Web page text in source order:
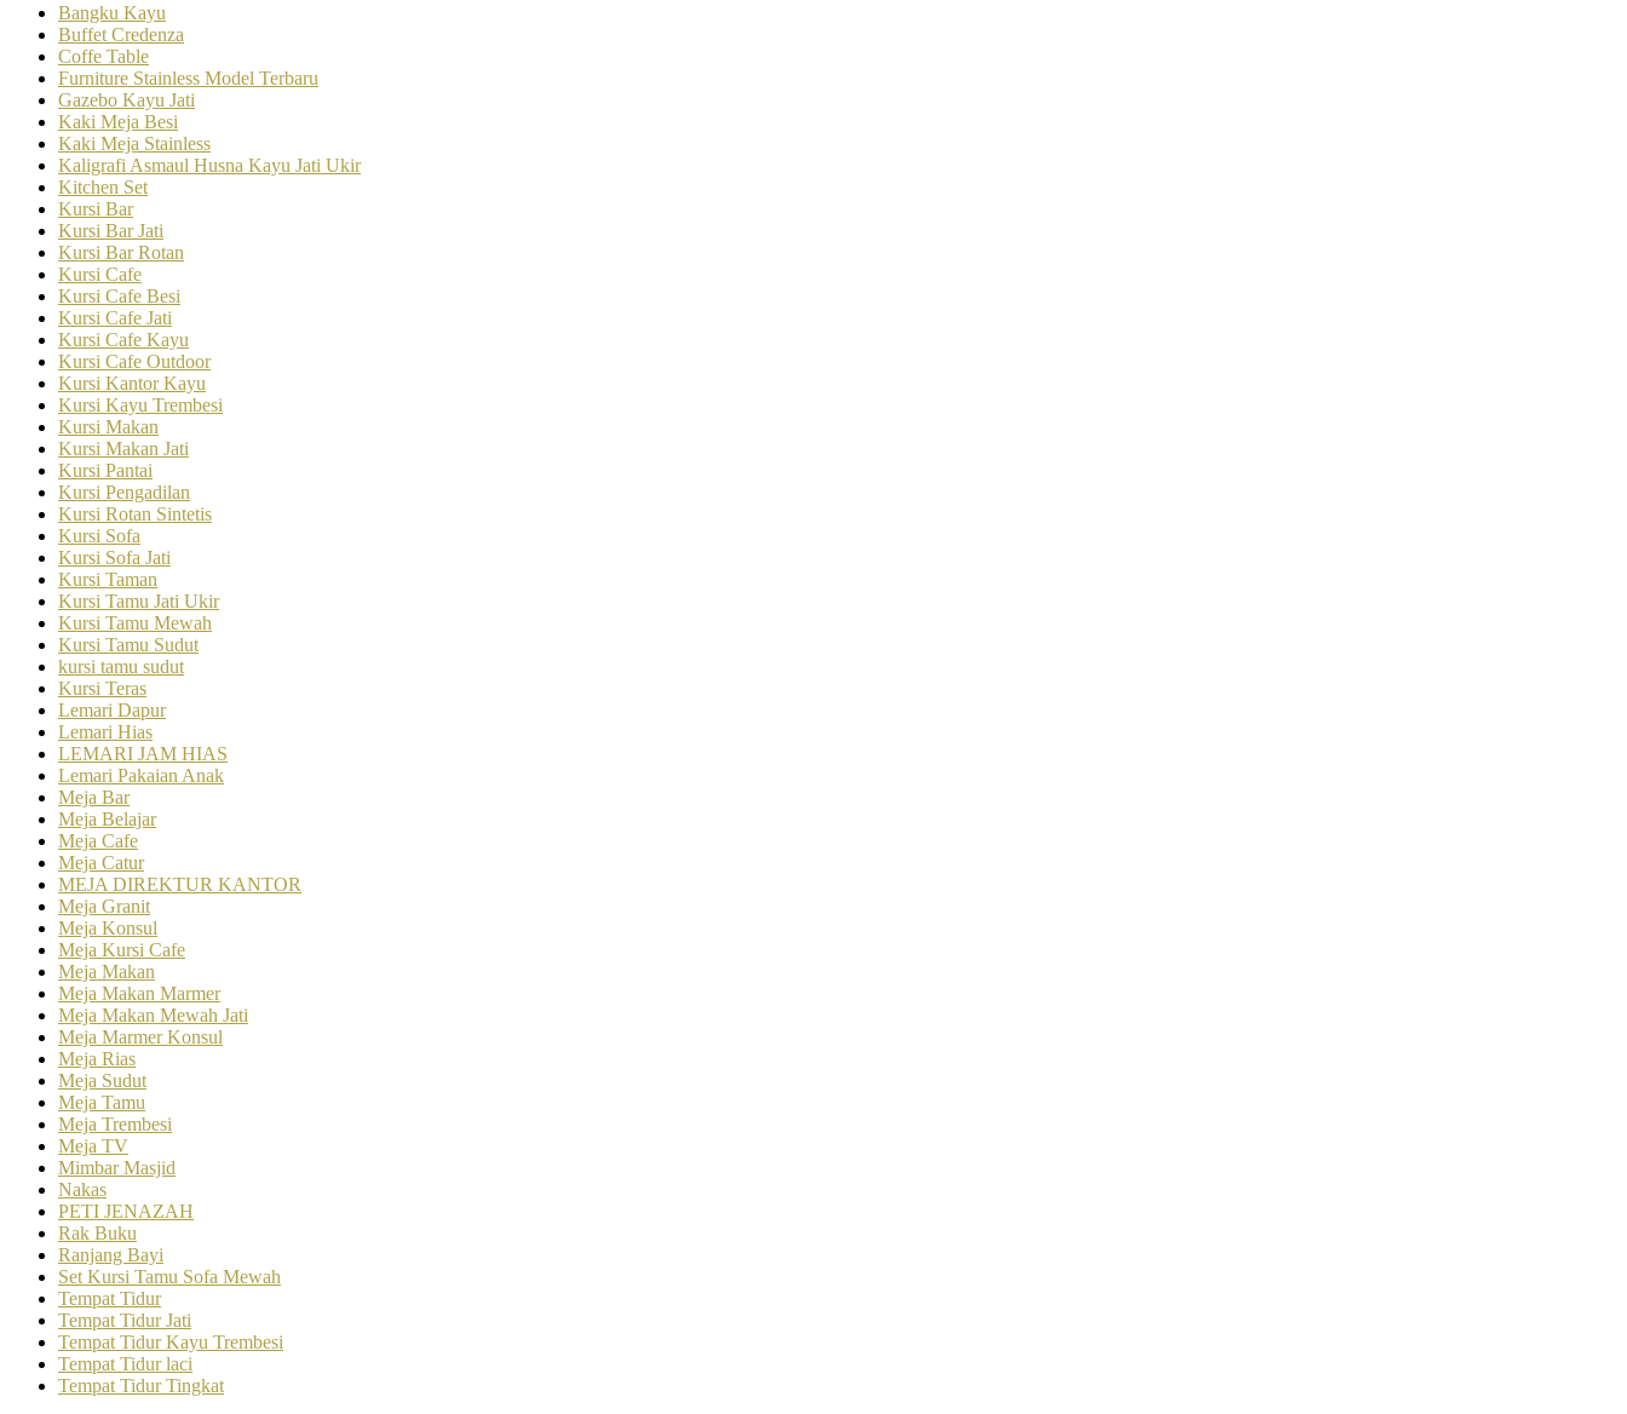
Bangku Kayu
Buffet Credenza
Coffe Table
Furniture Stainless Model Terbaru
Gazebo Kayu Jati
Kaki Meja Besi
Kaki Meja Stainless
Kaligrafi Asmaul Husna Kayu Jati Ukir
Kitchen Set
Kursi Bar
Kursi Bar Jati
Kursi Bar Rotan
Kursi Cafe
Kursi Cafe Besi
Kursi Cafe Jati
Kursi Cafe Kayu
Kursi Cafe Outdoor
Kursi Kantor Kayu
Kursi Kayu Trembesi
Kursi Makan
Kursi Makan Jati
Kursi Pantai
Kursi Pengadilan
Kursi Rotan Sintetis
Kursi Sofa
Kursi Sofa Jati
Kursi Taman
Kursi Tamu Jati Ukir
Kursi Tamu Mewah
Kursi Tamu Sudut
kursi tamu sudut
Kursi Teras
Lemari Dapur
Lemari Hias
LEMARI JAM HIAS
Lemari Pakaian Anak
Meja Bar
Meja Belajar
Meja Cafe
Meja Catur
MEJA DIREKTUR KANTOR
Meja Granit
Meja Konsul
Meja Kursi Cafe
Meja Makan
Meja Makan Marmer
Meja Makan Mewah Jati
Meja Marmer Konsul
Meja Rias
Meja Sudut
Meja Tamu
Meja Trembesi
Meja TV
Mimbar Masjid
Nakas
PETI JENAZAH
Rak Buku
Ranjang Bayi
Set Kursi Tamu Sofa Mewah
Tempat Tidur
Tempat Tidur Jati
Tempat Tidur Kayu Trembesi
Tempat Tidur laci
Tempat Tidur Tingkat